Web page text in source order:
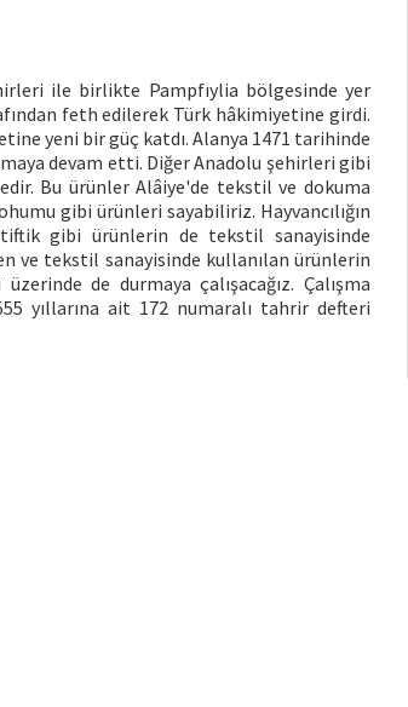
ile birlikte Pampfıylia bölgesinde yer
feth edilerek Türk hâkimiyetine girdi.
yeni bir güç katdı. Alanya 1471 tarihinde
devam etti. Diğer Anadolu şehirleri gibi
Bu ürünler Alâiye'de tekstil ve dokuma
gibi ürünleri sayabiliriz. Hayvancılığın
gibi ürünlerin de tekstil sanayisinde
ve tekstil sanayisinde kullanılan ürünlerin
de durmaya çalışacağız. Çalışma
yıllarına ait 172 numaralı tahrir defteri